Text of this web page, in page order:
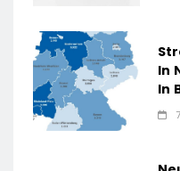
In
In